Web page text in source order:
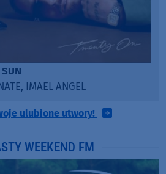
ulubione utwory!
WEEKEND FM